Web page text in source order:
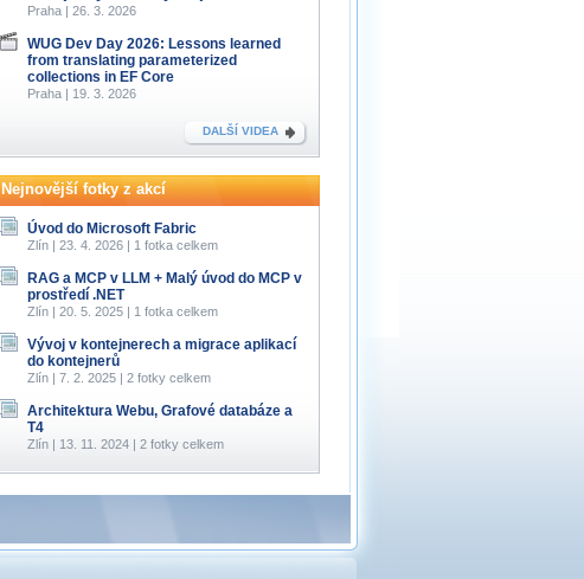
Praha | 26. 3. 2026
WUG Dev Day 2026: Lessons learned
from translating parameterized
collections in EF Core
Praha | 19. 3. 2026
DALŠÍ VIDEA
Nejnovější fotky z akcí
Úvod do Microsoft Fabric
Zlín | 23. 4. 2026 | 1 fotka celkem
RAG a MCP v LLM + Malý úvod do MCP v
prostředí .NET
Zlín | 20. 5. 2025 | 1 fotka celkem
Vývoj v kontejnerech a migrace aplikací
do kontejnerů
Zlín | 7. 2. 2025 | 2 fotky celkem
Architektura Webu, Grafové databáze a
T4
Zlín | 13. 11. 2024 | 2 fotky celkem